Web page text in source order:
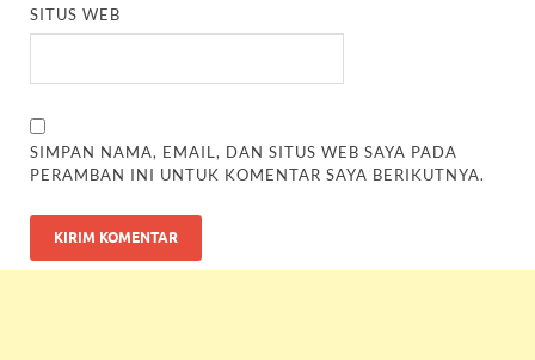
SITUS WEB
SIMPAN NAMA, EMAIL, DAN SITUS WEB SAYA PADA
PERAMBAN INI UNTUK KOMENTAR SAYA BERIKUTNYA.